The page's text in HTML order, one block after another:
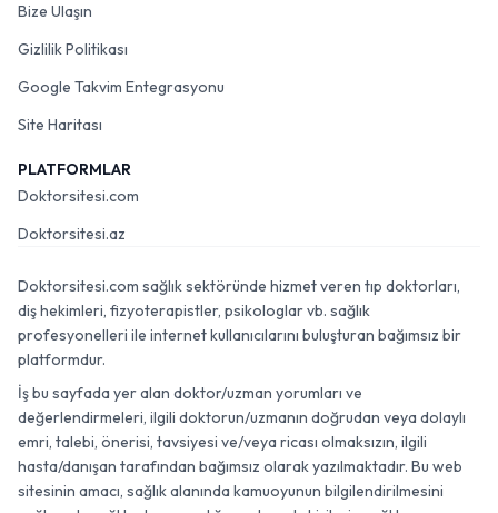
Bize Ulaşın
Gizlilik Politikası
Google Takvim Entegrasyonu
Site Haritası
PLATFORMLAR
Doktorsitesi.com
Doktorsitesi.az
Doktorsitesi.com sağlık sektöründe hizmet veren tıp doktorları,
diş hekimleri, fizyoterapistler, psikologlar vb. sağlık
profesyonelleri ile internet kullanıcılarını buluşturan bağımsız bir
platformdur.
İş bu sayfada yer alan doktor/uzman yorumları ve
değerlendirmeleri, ilgili doktorun/uzmanın doğrudan veya dolaylı
emri, talebi, önerisi, tavsiyesi ve/veya ricası olmaksızın, ilgili
hasta/danışan tarafından bağımsız olarak yazılmaktadır. Bu web
sitesinin amacı, sağlık alanında kamuoyunun bilgilendirilmesini